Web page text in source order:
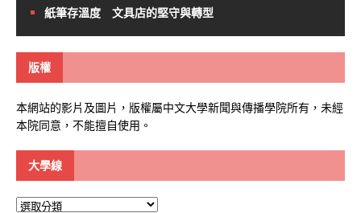
紙筆存溫度 文具店的堅守與轉型
版權
本網站的影片及圖片，版權屬中文大學新聞與傳播學院所有，未經
本院同意，不能擅自使用。
大學線
大